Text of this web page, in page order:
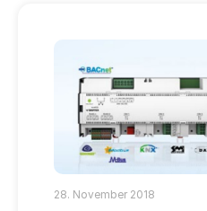
28. November 2018